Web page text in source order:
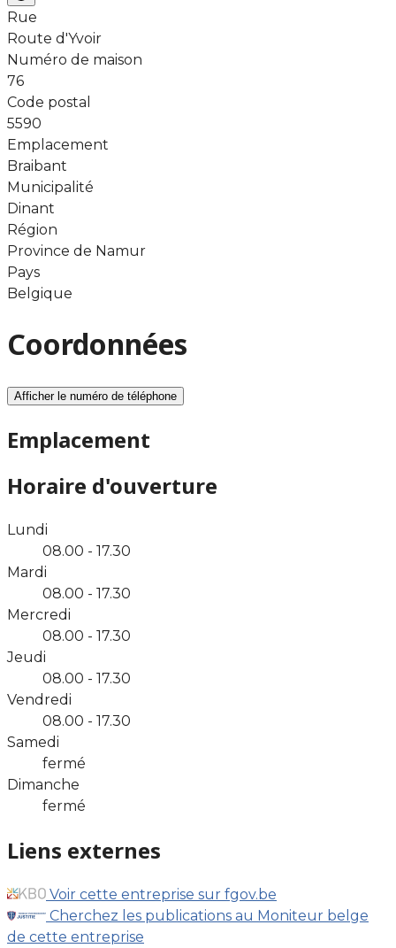
Rue
Route d'Yvoir
Numéro de maison
76
Code postal
5590
Emplacement
Braibant
Municipalité
Dinant
Région
Province de Namur
Pays
Belgique
Coordonnées
Afficher le numéro de téléphone
Emplacement
Horaire d'ouverture
Lundi
08.00 - 17.30
Mardi
08.00 - 17.30
Mercredi
08.00 - 17.30
Jeudi
08.00 - 17.30
Vendredi
08.00 - 17.30
Samedi
fermé
Dimanche
fermé
Liens externes
Voir cette entreprise sur fgov.be
Cherchez les publications au Moniteur belge
de cette entreprise